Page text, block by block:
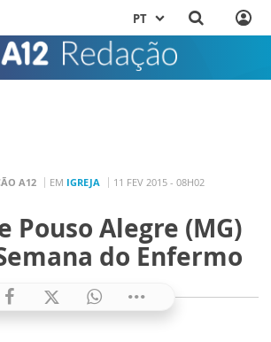
PT
A12 EM IGREJA 11 FEV 2015 - 08H02
Pouso Alegre (MG)
do Enfermo